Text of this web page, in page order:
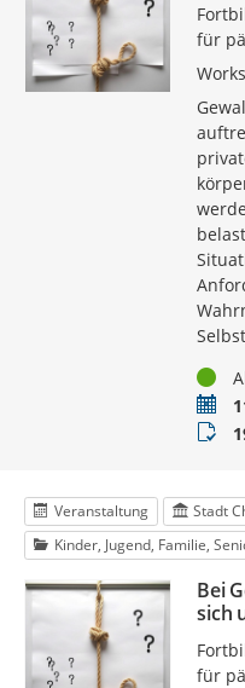
für
Status
Veranstaltung
Stadt
Kinder, Jugend, Familie,
Bei
sich
für